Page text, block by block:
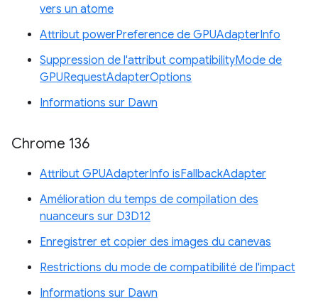
vers un atome
Attribut powerPreference de GPUAdapterInfo
Suppression de l'attribut compatibilityMode de
GPURequestAdapterOptions
Informations sur Dawn
Chrome 136
Attribut GPUAdapterInfo isFallbackAdapter
Amélioration du temps de compilation des
nuanceurs sur D3D12
Enregistrer et copier des images du canevas
Restrictions du mode de compatibilité de l'impact
Informations sur Dawn